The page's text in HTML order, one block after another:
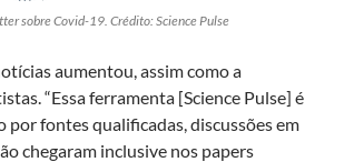
sobre Covid-19. Crédito: Science Pulse
aumentou, assim como a
“Essa ferramenta [Science Pulse] é
fontes qualificadas, discussões em
chegaram inclusive nos papers